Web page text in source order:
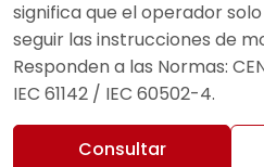
significa que el operador
seguir las instrucciones de
Responden a las Normas:
IEC 61142 / IEC 60502-4.
Consultar